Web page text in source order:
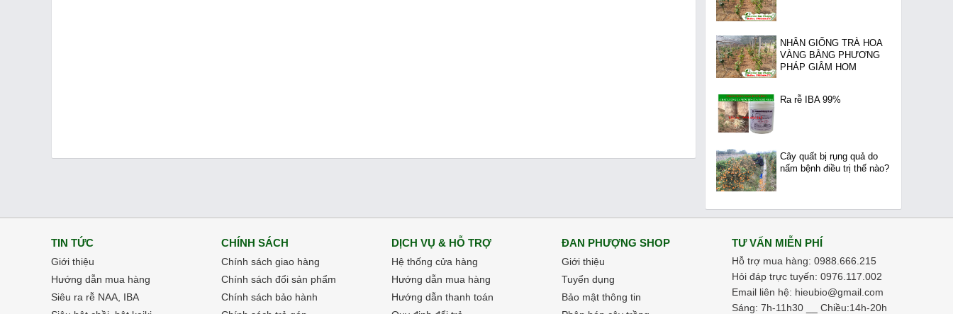
NHÂN GIỐNG TRÀ HOA
VÀNG BẰNG PHƯƠNG
PHÁP GIÂM HOM
Ra rễ IBA 99%
Cây quất bị rụng quả do
nấm bệnh điều trị thế nào?
TIN TỨC
Giới thiệu
Hướng dẫn mua hàng
Siêu ra rễ NAA, IBA
CHÍNH SÁCH
Chính sách giao hàng
Chính sách đổi sản phẩm
Chính sách bảo hành
DỊCH VỤ & HỖ TRỢ
Hệ thống cửa hàng
Hướng dẫn mua hàng
Hướng dẫn thanh toán
ĐAN PHƯỢNG SHOP
Giới thiệu
Tuyển dụng
Bảo mật thông tin
TƯ VẤN MIỄN PHÍ
Hỗ trợ mua hàng: 0988.666.215
Hỏi đáp trực tuyến: 0976.117.002
Email liên hệ: hieubio@gmail.com
Sáng: 7h-11h30 __ Chiều:14h-20h